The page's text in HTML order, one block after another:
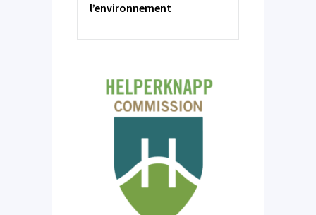
l’environnement